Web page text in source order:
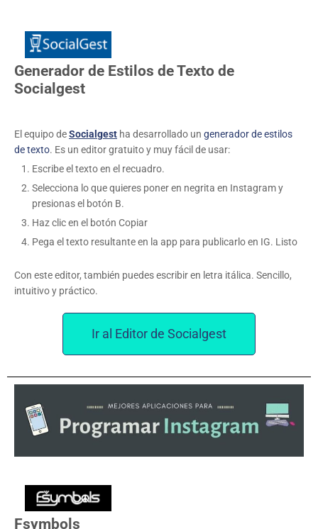
Generador de Estilos de Texto de
Socialgest
El equipo deSocialgest ha desarrollado un generador de estilos
de texto. Es un editor gratuito y muy fácil de usar:
Escribe el texto en el recuadro.
Selecciona lo que quieres poner en negrita en Instagram y
presionas el botón B.
Haz clic en el botón Copiar
Pega el texto resultante en la app para publicarlo en IG. Listo
Con este editor, también puedes escribir en letra itálica. Sencillo,
intuitivo y práctico.
Ir al Editor de Socialgest
Fsymbols